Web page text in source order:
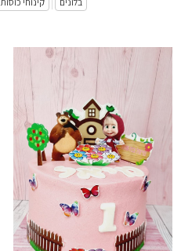
|
עוגת מאשה והדוב
התקשר/י